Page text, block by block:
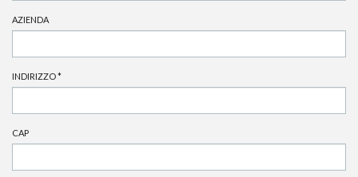
AZIENDA
INDIRIZZO*
CAP